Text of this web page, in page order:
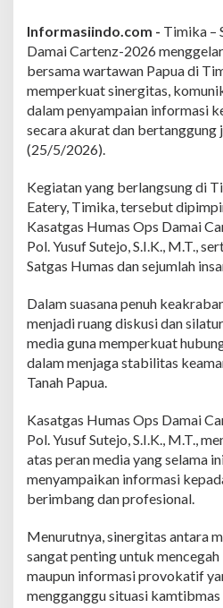
2
0
2
P
e
r
t
K
o
a
r
a
s
i
a
u
S
i
a
t
r
a
Informasiindo.com - Timika –
Damai Cartenz-2026
bersama wartawan Papua di
memperkuat sinergitas,
dalam penyampaian informasi
secara akurat dan bertanggung
(25/5/2026).
Kegiatan yang berlangsung di
Eatery, Timika, tersebut
Kasatgas Humas Ops Damai
Pol. Yusuf Sutejo, S.I.K., M.T.,
Satgas Humas dan sejumlah
Dalam suasana penuh
menjadi ruang diskusi dan
media guna memperkuat
dalam menjaga stabilitas
Tanah Papua.
Kasatgas Humas Ops Damai
Pol. Yusuf Sutejo, S.I.K., M.T.,
atas peran media yang selama
menyampaikan informasi
berimbang dan profesional.
Menurutnya, sinergitas antara
sangat penting untuk
maupun informasi provokatif
mengganggu situasi kamtibmas